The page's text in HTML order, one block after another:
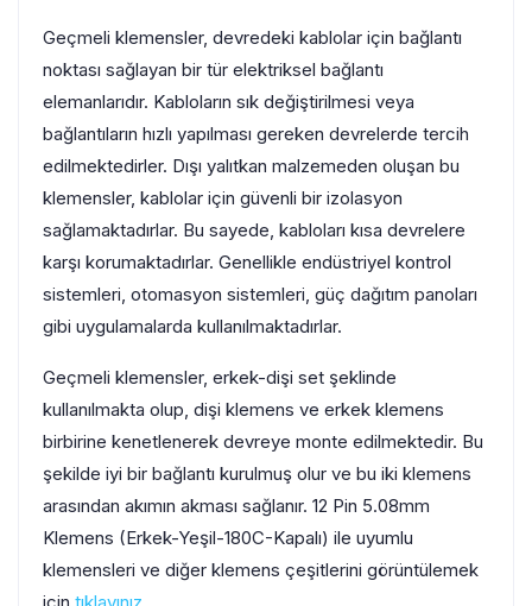
Geçmeli klemensler, devredeki kablolar için bağlantı
noktası sağlayan bir tür elektriksel bağlantı
elemanlarıdır. Kabloların sık değiştirilmesi veya
bağlantıların hızlı yapılması gereken devrelerde tercih
edilmektedirler. Dışı yalıtkan malzemeden oluşan bu
klemensler, kablolar için güvenli bir izolasyon
sağlamaktadırlar. Bu sayede, kabloları kısa devrelere
karşı korumaktadırlar. Genellikle endüstriyel kontrol
sistemleri, otomasyon sistemleri, güç dağıtım panoları
gibi uygulamalarda kullanılmaktadırlar.
Geçmeli klemensler, erkek-dişi set şeklinde
kullanılmakta olup, dişi klemens ve erkek klemens
birbirine kenetlenerek devreye monte edilmektedir. Bu
şekilde iyi bir bağlantı kurulmuş olur ve bu iki klemens
arasından akımın akması sağlanır. 12 Pin 5.08mm
Klemens (Erkek-Yeşil-180C-Kapalı) ile uyumlu
klemensleri ve diğer klemens çeşitlerini görüntülemek